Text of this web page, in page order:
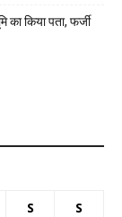
किया पता, फर्जी
S S